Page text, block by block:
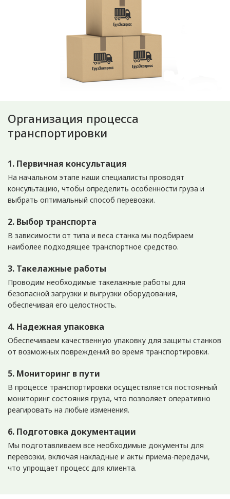
Организация процесса
транспортировки
1. Первичная консультация
На начальном этапе наши специалисты проводят
консультацию, чтобы определить особенности груза и
выбрать оптимальный способ перевозки.
2. Выбор транспорта
В зависимости от типа и веса станка мы подбираем
наиболее подходящее транспортное средство.
3. Такелажные работы
Проводим необходимые такелажные работы для
безопасной загрузки и выгрузки оборудования,
обеспечивая его целостность.
4. Надежная упаковка
Обеспечиваем качественную упаковку для защиты станков
от возможных повреждений во время транспортировки.
5. Мониторинг в пути
В процессе транспортировки осуществляется постоянный
мониторинг состояния груза, что позволяет оперативно
реагировать на любые изменения.
6. Подготовка документации
Мы подготавливаем все необходимые документы для
перевозки, включая накладные и акты приема-передачи,
что упрощает процесс для клиента.